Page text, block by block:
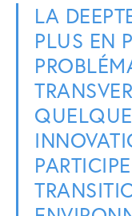
LA
PLUS EN